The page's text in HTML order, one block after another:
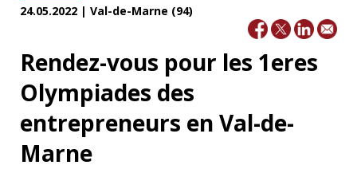
24.05.2022 | Val-de-Marne (94)
Rendez-vous pour les 1eres
Olympiades des
entrepreneurs en Val-de-
Marne